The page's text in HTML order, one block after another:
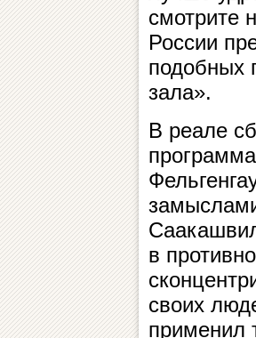
смотрите
России
подобных
зала».
В реале
в
своих
применил